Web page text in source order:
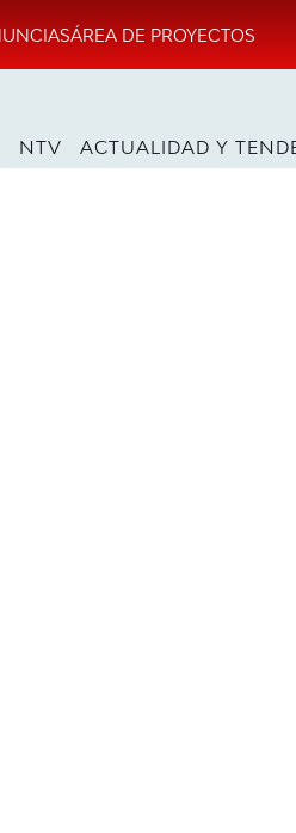
ÁREA DE PROYECTOS
NTV ACTUALIDAD Y